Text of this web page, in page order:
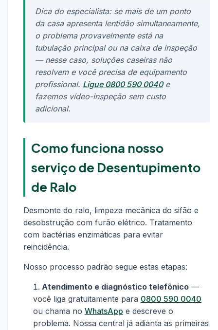
Dica do especialista: se mais de um ponto
da casa apresenta lentidão simultaneamente,
o problema provavelmente está na
tubulação principal ou na caixa de inspeção
— nesse caso, soluções caseiras não
resolvem e você precisa de equipamento
profissional. Ligue 0800 590 0040e
fazemos vídeo-inspeção sem custo
adicional.
Como funciona nosso
serviço de Desentupimento
de Ralo
Desmonte do ralo, limpeza mecânica do sifão e
desobstrução com furão elétrico. Tratamento
com bactérias enzimáticas para evitar
reincidência.
Nosso processo padrão segue estas etapas:
Atendimento e diagnóstico telefônico —
você liga gratuitamente para 0800 590 0040
ou chama no WhatsApp e descreve o
problema. Nossa central já adianta as primeiras